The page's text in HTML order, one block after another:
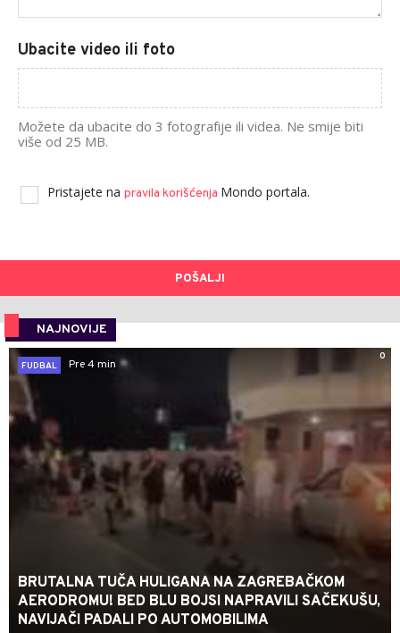
Ubacite video ili foto
Možete da ubacite do 3 fotografije ili videa. Ne smije biti
više od 25 MB.
Pristajete na pravila korišćenja Mondo portala.
POŠALJI
NAJNOVIJE
0
FUDBAL
Pre 4 min
BRUTALNA TUČA HULIGANA NA ZAGREBAČKOM
AERODROMU! BED BLU BOJSI NAPRAVILI SAČEKUŠU,
NAVIJAČI PADALI PO AUTOMOBILIMA